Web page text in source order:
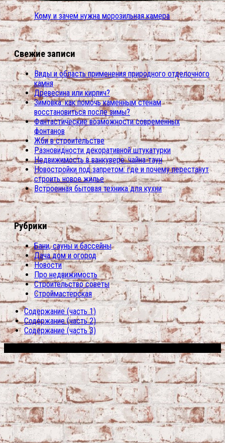
Кому и зачем нужна морозильная камера
Свежие записи
Виды и область применения природного отделочного
камня
Древесина или кирпич?
Зимовка: как помочь каменным стенам
восстановиться после зимы?
Фантастические возможности современных
фонтанов
Жби в строительстве
Разновидности декоративной штукатурки
Недвижимость в ванкувере: чайна-таун
Новостройки под запретом: где и почему перестанут
строить новое жилье
Встроенная бытовая техника для кухни
Рубрики
Бани, сауны и бассейны
Дача дом и огород
Новости
Про недвижимость
Строительство советы
Строймастерская
Содержание (часть 1)
Содержание (часть 2)
Содержание (часть 3)